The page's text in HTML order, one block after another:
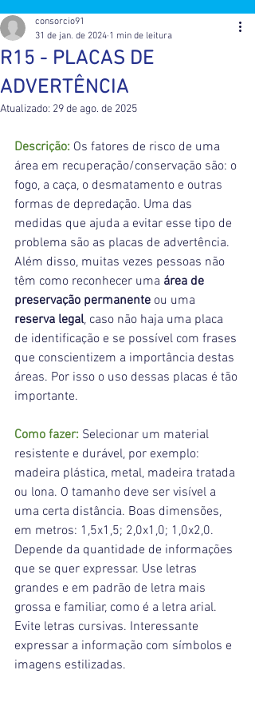
R15 - PLACAS DE
ADVERTÊNCIA
consorcio91
31 de jan. de 2024 1 min de leitura
Atualizado: 29 de ago. de 2025
Descrição: Os fatores de risco de uma
área em recuperação/conservação são: o
fogo, a caça, o desmatamento e outras
formas de depredação. Uma das
medidas que ajuda a evitar esse tipo de
problema são as placas de advertência.
Além disso, muitas vezes pessoas não
têm como reconhecer uma área de
preservação permanente ou uma
reserva legal , caso não haja uma placa
de identificação e se possível com frases
que conscientizem a importância destas
áreas. Por isso o uso dessas placas é tão
importante.
Como fazer: Selecionar um material
resistente e durável, por exemplo:
madeira plástica, metal, madeira tratada
ou lona. O tamanho deve ser visível a
uma certa distância. Boas dimensões,
em metros: 1,5x1,5; 2,0x1,0; 1,0x2,0.
Depende da quantidade de informações
que se quer expressar. Use letras
grandes e em padrão de letra mais
grossa e familiar, como é a letra arial.
Evite letras cursivas. Interessante
expressar a informação com símbolos e
imagens estilizadas.